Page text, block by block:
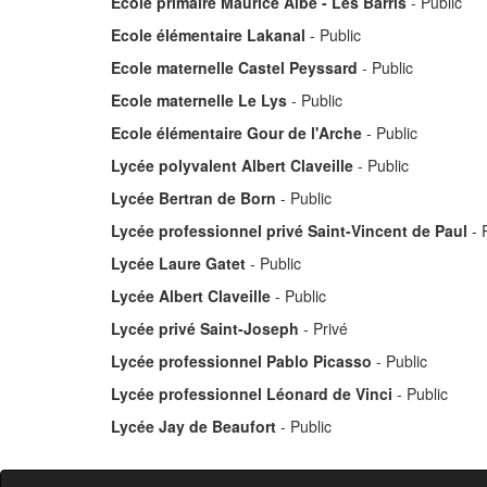
Ecole élémentaire Lakanal - Public
Ecole maternelle Castel Peyssard - Public
Ecole maternelle Le Lys - Public
Ecole élémentaire Gour de l'Arche - Public
Lycée polyvalent Albert Claveille - Public
Lycée Bertran de Born - Public
Lycée professionnel privé Saint-Vincent de Paul -
Lycée Laure Gatet - Public
Lycée Albert Claveille - Public
Lycée privé Saint-Joseph - Privé
Lycée professionnel Pablo Picasso - Public
Lycée professionnel Léonard de Vinci - Public
Lycée Jay de Beaufort - Public